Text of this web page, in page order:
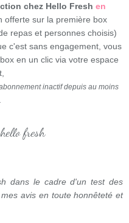
chez Hello Fresh en
offerte sur la première box
repas et personnes choisis)
c'est sans engagement, vous
en un clic via votre espace
inactif depuis au moins
dans le cadre d'un test des
avis en toute honnêteté et